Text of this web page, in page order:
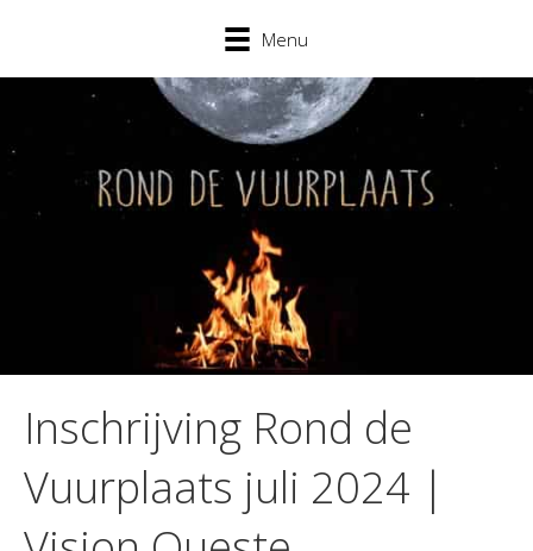
Menu
Inschrijving Rond de
Vuurplaats juli 2024 |